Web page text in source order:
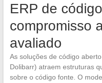
ERP de
compromisso
avaliado
As soluções de código
Dolibarr) atraem estruturas
sobre o código fonte. O